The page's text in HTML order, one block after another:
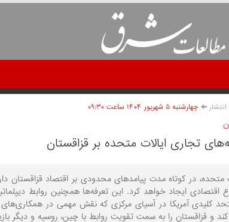
انتشار چهارشنبه ۵ شهريور ۱۴۰۴ ساعت ۰۹:۳۰
تجاری ایالات متحده بر قزاقستان
درصدی ایالات متحده، در کوتاه مدت پیامدهای محدودی بر اقتصاد
اقتصادی ایجاد خواهد کرد. این تعرفه‌ها همچنین روابط
کلیدی آمریکا در آسیای مرکزی که نقش مهمی در
و قزاقستان را به سمت تقویت روابط با چین، روسیه و دیگر